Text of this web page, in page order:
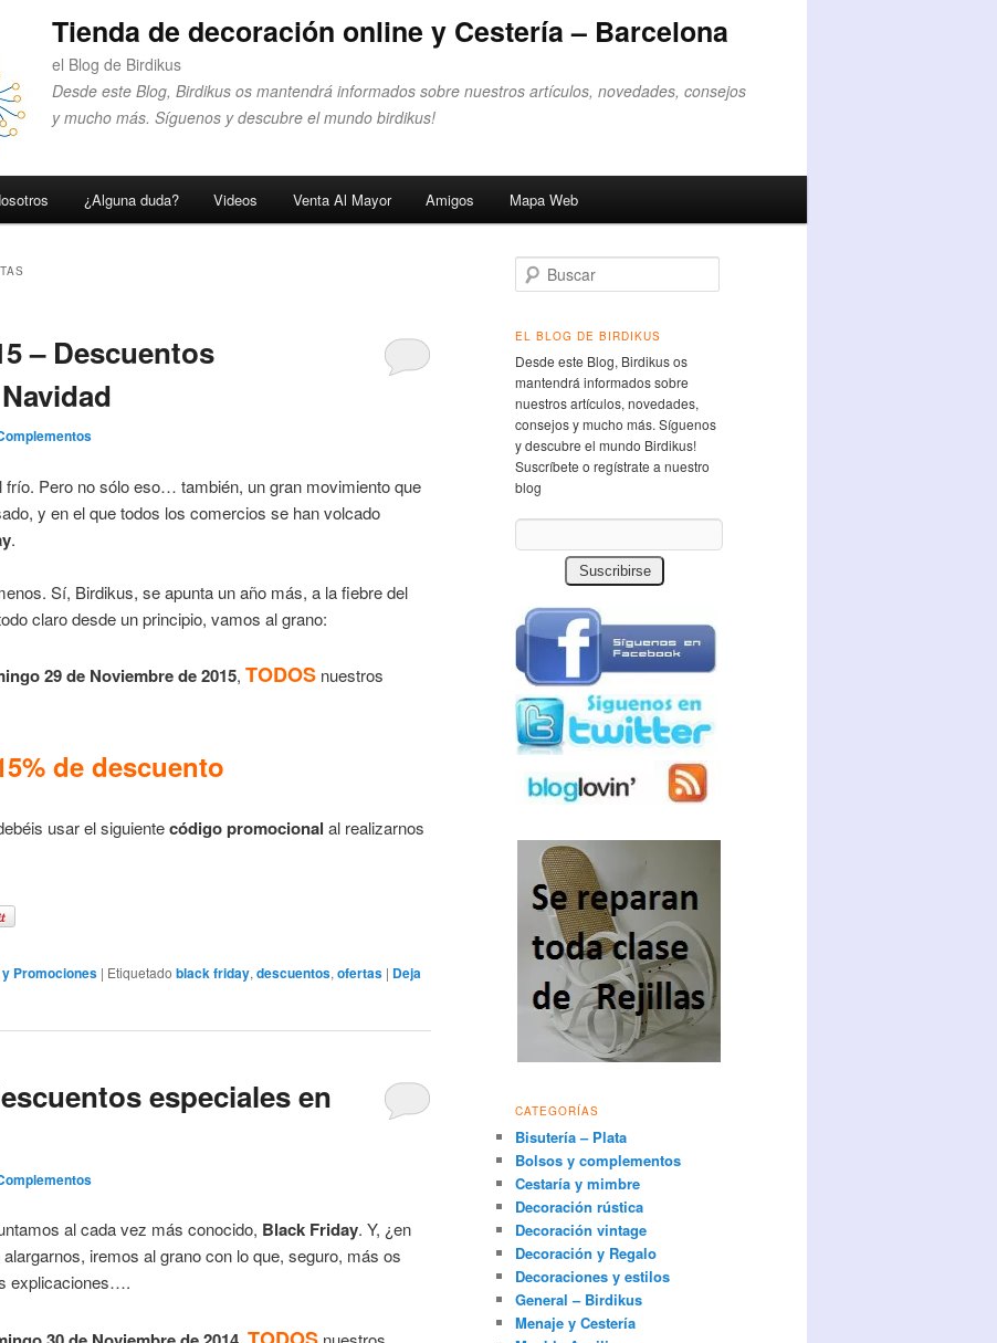
Tienda de decoración online y Cestería – Barcelona
el Blog de Birdikus
Desde este Blog, Birdikus os mantendrá informados sobre nuestros artículos, novedades, consejos
y mucho más. Síguenos y descubre el mundo birdikus!
¿Alguna duda? Videos Venta Al Mayor Amigos Mapa Web
– Descuentos
frío. Pero no sólo eso… también, un gran movimiento que
y en el que todos los comercios se han volcado
.
Sí, Birdikus, se apunta un año más, a la fiebre del
claro desde un principio, vamos al grano:
29 de Noviembre de 2015, TODOS nuestros
de descuento
usar el siguientecódigo promocional al realizarnos
Promociones | Etiquetado black friday,descuentos,ofertas | Deja
especiales en
al cada vez más conocido, Black Friday. Y, ¿en
iremos al grano con lo que, seguro, más os
explicaciones….
Buscar
EL BLOG DE BIRDIKUS
Desde este Blog, Birdikus os
mantendrá informados sobre
nuestros artículos, novedades,
consejos y mucho más. Síguenos
y descubre el mundo Birdikus!
Suscríbete o regístrate a nuestro
blog
CATEGORÍAS
Bisutería – Plata
Bolsos y complementos
Cestaría y mimbre
Decoración rústica
Decoración vintage
Decoración y Regalo
Decoraciones y estilos
General – Birdikus
Menaje y Cestería